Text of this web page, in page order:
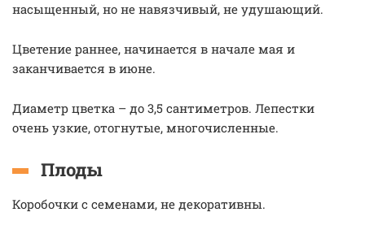
насыщенный, но не навязчивый, не удушающий.
Цветение раннее, начинается в начале мая и
заканчивается в июне.
Диаметр цветка – до 3,5 сантиметров. Лепестки
очень узкие, отогнутые, многочисленные.
Плоды
Коробочки с семенами, не декоративны.